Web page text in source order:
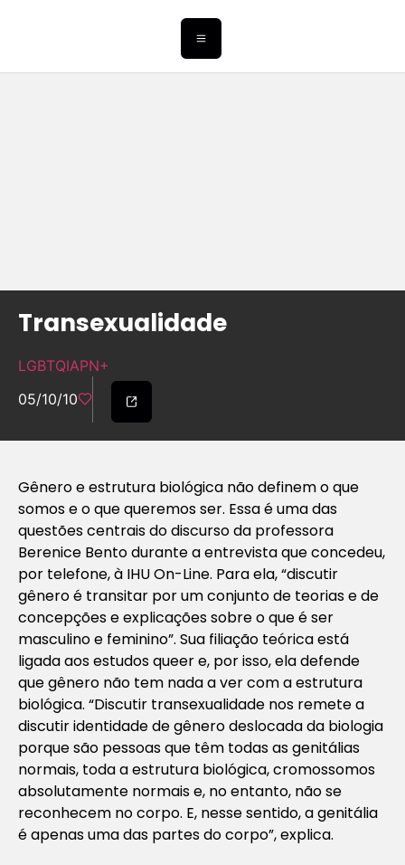
Transexualidade
LGBTQIAPN+
05/10/10
Gênero e estrutura biológica não definem o que
somos e o que queremos ser. Essa é uma das
questões centrais do discurso da professora
Berenice Bento durante a entrevista que concedeu,
por telefone, à IHU On-Line. Para ela, “discutir
gênero é transitar por um conjunto de teorias e de
concepções e explicações sobre o que é ser
masculino e feminino”. Sua filiação teórica está
ligada aos estudos queer e, por isso, ela defende
que gênero não tem nada a ver com a estrutura
biológica. “Discutir transexualidade nos remete a
discutir identidade de gênero deslocada da biologia
porque são pessoas que têm todas as genitálias
normais, toda a estrutura biológica, cromossomos
absolutamente normais e, no entanto, não se
reconhecem no corpo. E, nesse sentido, a genitália
é apenas uma das partes do corpo”, explica.